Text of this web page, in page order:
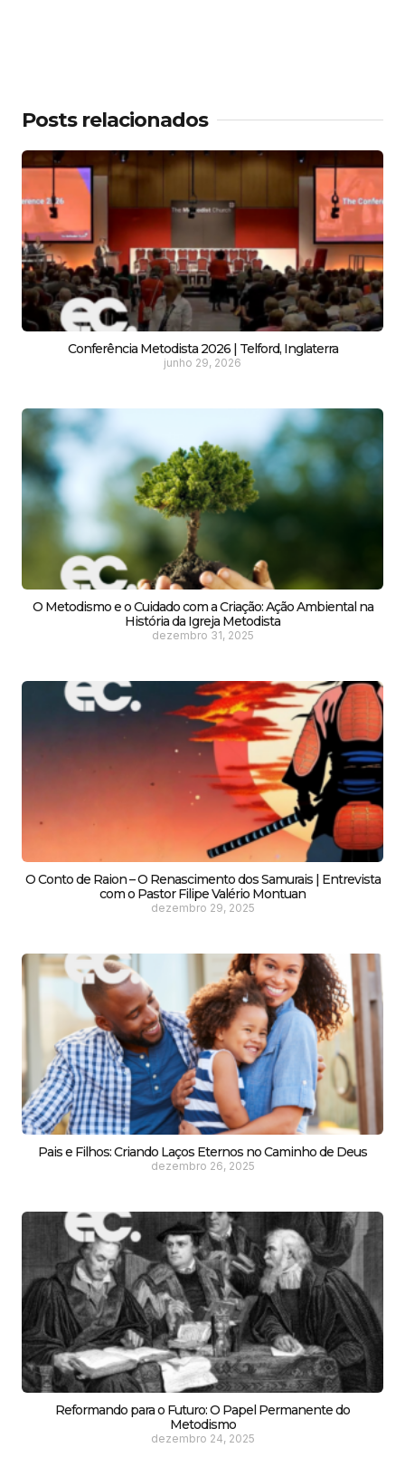
Posts relacionados
Conferência Metodista 2026 | Telford, Inglaterra
junho 29, 2026
O Metodismo e o Cuidado com a Criação: Ação Ambiental na
História da Igreja Metodista
dezembro 31, 2025
O Conto de Raion – O Renascimento dos Samurais | Entrevista
com o Pastor Filipe Valério Montuan
dezembro 29, 2025
Pais e Filhos: Criando Laços Eternos no Caminho de Deus
dezembro 26, 2025
Reformando para o Futuro: O Papel Permanente do
Metodismo
dezembro 24, 2025